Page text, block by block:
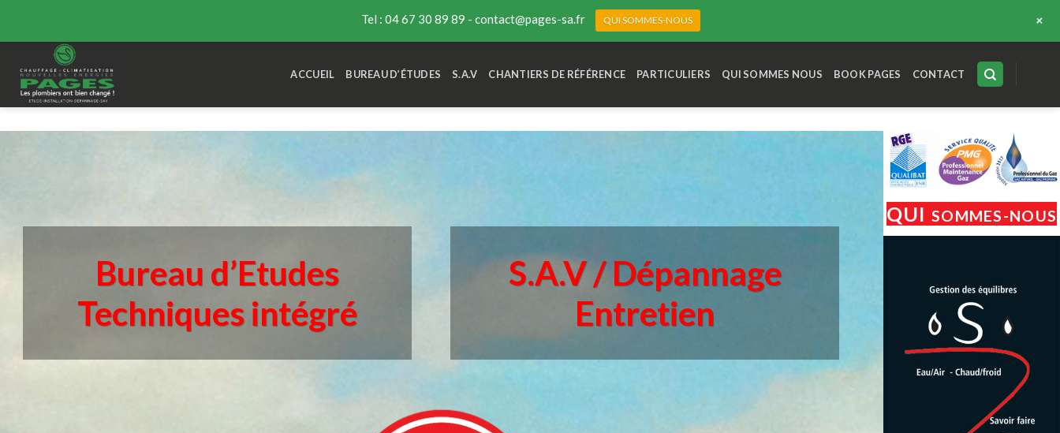
content
ACCUEIL BUREAU D’ÉTUDES S.A.V CHANTIERS DE RÉFÉRENCE PARTICULIERS QUI SOMMES NOUS BOOK PAGES CONTACT
S.A.V /Dépannage
Entretien
Bureau d’Etudes
Techniques intégré
QUI SOMMES-NOUS
Tel : 04 67 30 89 89 - contact@pages-sa.fr QUI SOMMES-NOUS +